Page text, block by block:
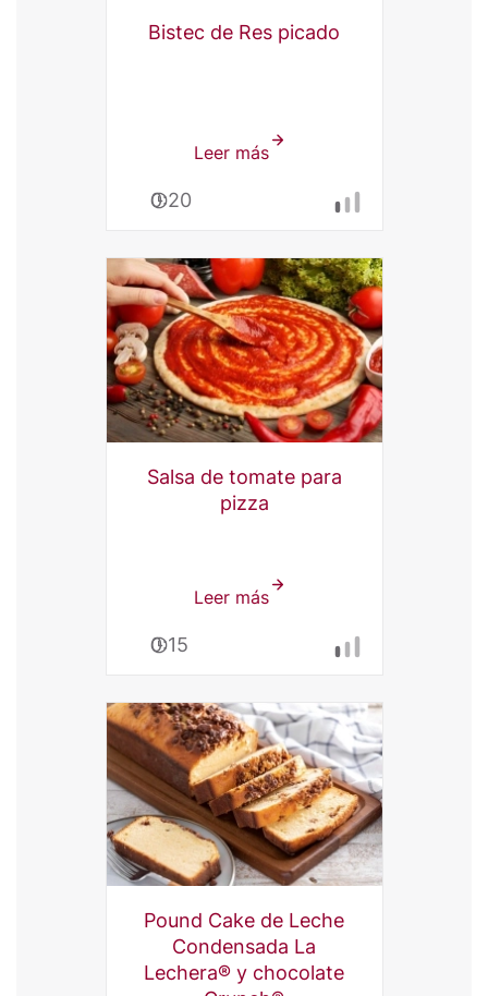
Bistec de Res picado
Leer mássobre
picado
0:20
Salsa de tomate para
pizza
Leer mássobre
MAGGI®
para
Pizza
0:15
Pound Cake de Leche
Condensada La
Lechera® y chocolate